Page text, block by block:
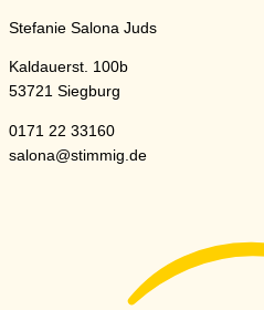
Stefanie Salona Juds
Kaldauerst. 100b
53721 Siegburg
0171 22 33160
salona@stimmig.de